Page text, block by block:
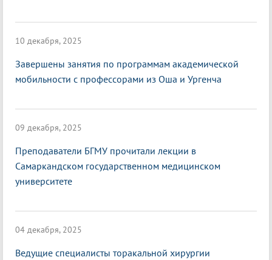
10 декабря, 2025
Завершены занятия по программам академической
мобильности с профессорами из Оша и Ургенча
09 декабря, 2025
Преподаватели БГМУ прочитали лекции в
Самаркандском государственном медицинском
университете
04 декабря, 2025
Ведущие специалисты торакальной хирургии